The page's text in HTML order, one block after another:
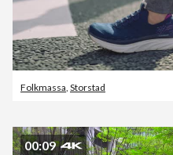
Folkmassa Storstad
00:09